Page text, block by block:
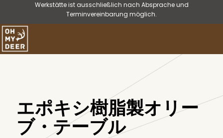
Werkstätte ist ausschließlich nach Absprache und
Terminvereinbarung möglich.
エポキシ樹脂製オリー
ブ・テーブル